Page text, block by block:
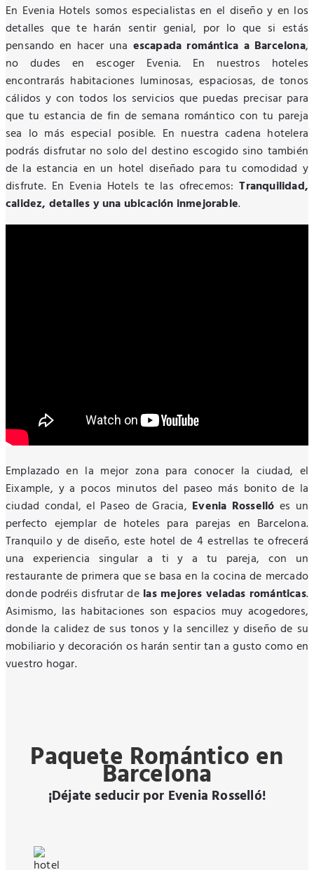
En Evenia Hotels somos especialistas en el diseño y en los
detalles que te harán sentir genial, por lo que si estás
pensando en hacer una escapada romántica a Barcelona,
no dudes en escoger Evenia. En nuestros hoteles
encontrarás habitaciones luminosas, espaciosas, de tonos
cálidos y con todos los servicios que puedas precisar para
que tu estancia de fin de semana romántico con tu pareja
sea lo más especial posible. En nuestra cadena hotelera
podrás disfrutar no solo del destino escogido sino también
de la estancia en un hotel diseñado para tu comodidad y
disfrute. En Evenia Hotels te las ofrecemos:Tranquilidad,
calidez, detalles y una ubicación inmejorable.
Emplazado en la mejor zona para conocer la ciudad, el
Eixample, y a pocos minutos del paseo más bonito de la
ciudad condal, el Paseo de Gracia, Evenia Rosselló es un
perfecto ejemplar de hoteles para parejas en Barcelona.
Tranquilo y de diseño, este hotel de 4 estrellas te ofrecerá
una experiencia singular a ti y a tu pareja, con un
restaurante de primera que se basa en la cocina de mercado
donde podréis disfrutar de las mejores veladas románticas.
Asimismo, las habitaciones son espacios muy acogedores,
donde la calidez de sus tonos y la sencillez y diseño de su
mobiliario y decoración os harán sentir tan a gusto como en
vuestro hogar.
Paquete Romántico en
Barcelona
¡Déjate seducir por Evenia Rosselló!